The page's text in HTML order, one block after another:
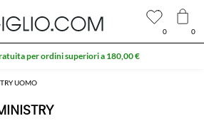
UOMO
0 0
per ordini superiori a 180,00 €